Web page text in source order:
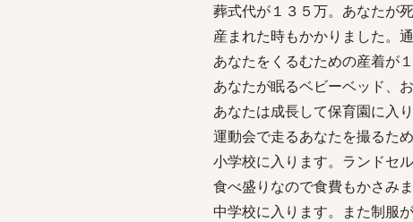
葬式代が１３５万。あなたが
産まれた時もかかりました。
あなたをくるむための産着が１
あなたが眠るベビーベッド、
あなたは成長して保育園に入
運動会で走るあなたを撮るた
小学校に入ります。ランドセ
食べ盛りなので食費もかさみ
中学校に入ります。また制服